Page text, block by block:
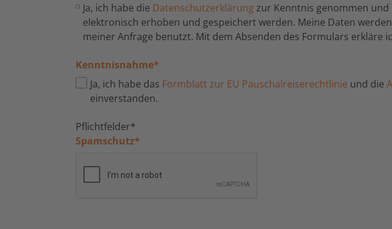
Ja, ich habe die Datenschutzerklärungzur Kenntnis genommen
elektronisch erhoben und gespeichert werden. Meine Daten
meiner Anfrage benutzt. Mit dem Absenden des Formulars erkläre
Kenntnisnahme*
Ja, ich habe das Formblatt zur EU Pauschalreiserechtlinie und die
einverstanden.
Pflichtfelder*
Spamschutz*